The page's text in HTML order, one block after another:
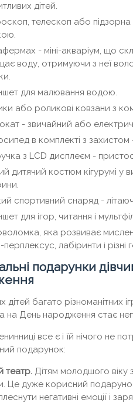
дітей.
телескоп або підзорна
- міні-акваріум, що
воду, отримуючи з неї
для малювання водою.
або роликові ковзани з
- звичайний або
в комплекті з
з LCD дисплеєм -
дитячий костюм кігурумі у
спортивний снаряд -
для ігор, читання і
яка розвиває
перплексус, лабіринти і
подарунки
дітей багато
на День народження стає
все є і їй нічого не
подарунок:
театр. Дітям молодшого віку
Це дуже корисний
негативні емоції і